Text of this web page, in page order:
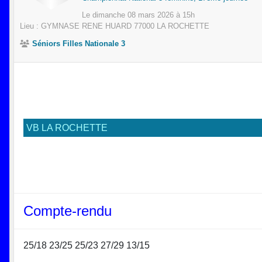
Le dimanche 08 mars 2026 à 15h
Lieu : GYMNASE RENE HUARD 77000 LA ROCHETTE
Séniors Filles Nationale 3
VB LA ROCHETTE
Compte-rendu
25/18 23/25 25/23 27/29 13/15